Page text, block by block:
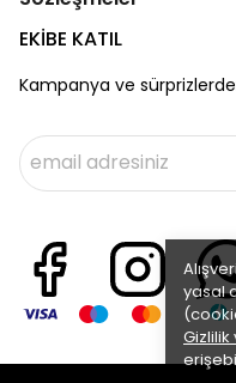
yasal
Gizlilik
EKİBE KATIL
Kampanya ve